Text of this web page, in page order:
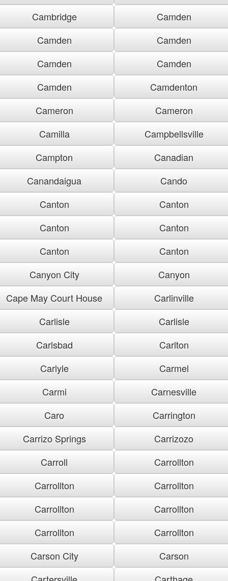
Cambridge
Camden
Camden
Camden
Camden
Camden
Camden
Camdenton
Cameron
Cameron
Camilla
Campbellsville
Campton
Canadian
Canandaigua
Cando
Canton
Canton
Canton
Canton
Canton
Canton
Canyon City
Canyon
Cape May Court House
Carlinville
Carlisle
Carlisle
Carlsbad
Carlton
Carlyle
Carmel
Carmi
Carnesville
Caro
Carrington
Carrizo Springs
Carrizozo
Carroll
Carrollton
Carrollton
Carrollton
Carrollton
Carrollton
Carrollton
Carrollton
Carson City
Carson